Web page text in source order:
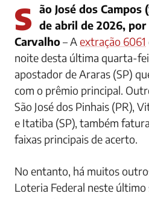
São José dos Campos (SP), quinta-feira, 30 de abril de 2026,
Carvalho– Aextração 6061
noite desta última quarta-
apostador de Araras (SP)
com o prêmio principal.
São José dos Pinhais (PR),
e Itatiba (SP), também
faixas principais de acerto.
No entanto, há muitos
Loteria Federal neste